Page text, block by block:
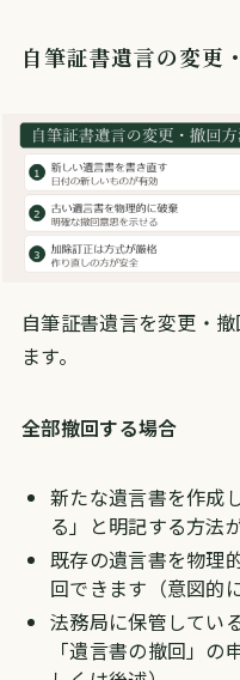
自筆証書遺言の変更
自筆証書遺言を変更・
ます。
全部撤回する場合
新たな遺言書を作成
る」と明記する方法
既存の遺言書を物理
回できます（意図的
法務局に保管してい
「遺言書の撤回」